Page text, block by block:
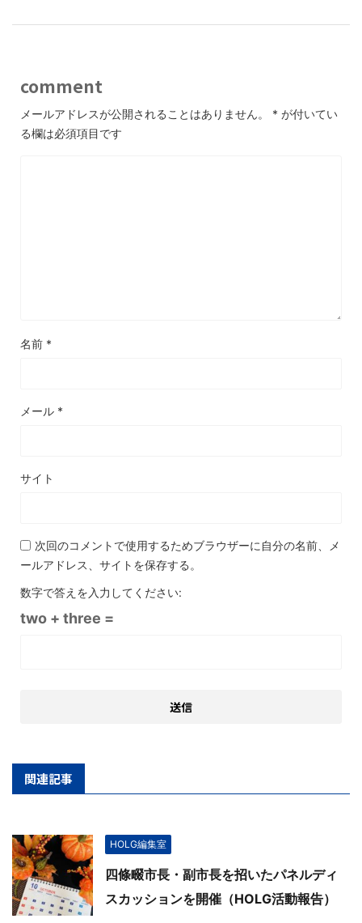
comment
メールアドレスが公開されることはありません。 * が付いてい
る欄は必須項目です
名前 *
メール *
サイト
次回のコメントで使用するためブラウザーに自分の名前、メ
ールアドレス、サイトを保存する。
数字で答えを入力してください:
two + three =
関連記事
HOLG編集室
四條畷市長・副市長を招いたパネルディ
スカッションを開催（HOLG活動報告）